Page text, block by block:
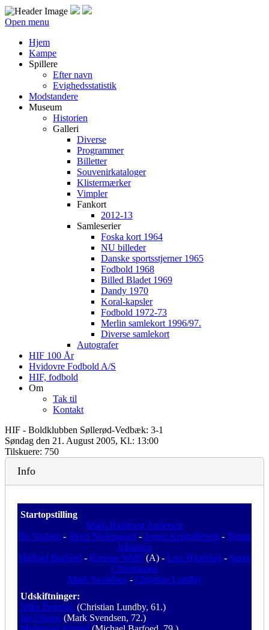
Open menu
Hjem
Kampe
Spillere
Efter navn
Evighedsstatistik
Modstandere
Museum
Historien
Galleri
Diverse
Programmer
Billetter
Souvenirkataloger
Klistermærker
Vimpler
Fankort
2012-13
Samleserier
Foska kort 1964
NU billeder
Danske sportsstjerner 1965
Fodbold 1968
Billed Bladet 1969
Dandy 1970
Koral-kapsler
Fodbold 1972-73
Merlin samlekort 1996/97.
Diverse samlekort
Autografer
HIF 100 År
Hvidovre Fodbold A/S
HIF, fodbold
Om
Tak til
Kontakt
HIF - Boldklubben Søllerød-Vedbæk: 3-1
Søndag den 21. August 2005, Kl.: 13:00
Tilskuere: 750
Info
Startopstilling
Mads Hamberg Andersen
Bo Nielsen - Steen Nedergaard - Jesper Kristoffersen - Timmi
Johansen
Michael Barfoed - Rasmus Wulff(A) - Lars Hjortshøj - Søren
Christiansen
Mark Svendsen - Christian Lundby
Udskiftninger:
Mike Petersen (Christian Lundby, 61.)
Ian Olsson (Mark Svendsen, 72.)